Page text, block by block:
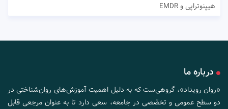
هیپنوتراپی و EMDR
درباره ما
«روان رویداد»، گروهی‌ست که به دلیل اهمیت آموزش‌های روان‌شناختی در
دو سطح عمومی و تخصّصی در جامعه، سعی دارد تا به عنوان مرجعی قابل